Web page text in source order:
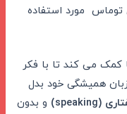
مورد استفاده
می کند تا با فکر
همیشگی خود بدل
(
speaking
) و بدون